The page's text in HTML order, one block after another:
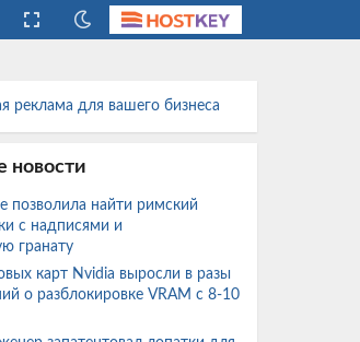
реклама для вашего бизнеса
новости
позволила найти римский
с надписями и
гранату
карт Nvidia выросли в разы
о разблокировке VRAM с 8-10